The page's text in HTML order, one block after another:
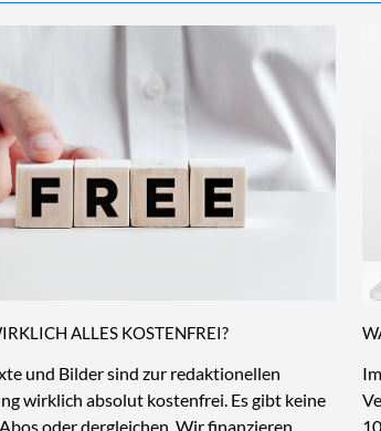
ALLES KOSTENFREI?
und Bilder sind zur redaktionellen
wirklich absolut kostenfrei. Es gibt keine
oder dergleichen. Wir finanzieren